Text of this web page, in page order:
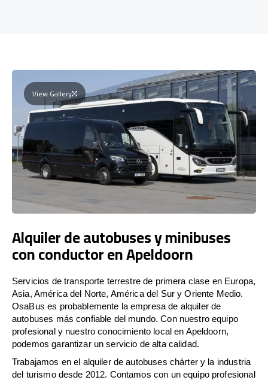
View Gallery
Alquiler de autobuses y minibuses
con conductor en Apeldoorn
Servicios de transporte terrestre de primera clase en Europa,
Asia, América del Norte, América del Sur y Oriente Medio.
OsaBus es probablemente la empresa de alquiler de
autobuses más confiable del mundo. Con nuestro equipo
profesional y nuestro conocimiento local en Apeldoorn,
podemos garantizar un servicio de alta calidad.
Trabajamos en el alquiler de autobuses chárter y la industria
del turismo desde 2012. Contamos con un equipo profesional